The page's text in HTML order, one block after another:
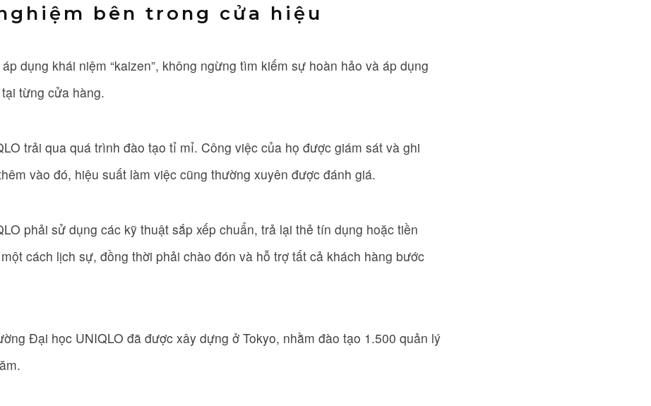
bên trong cửa hiệu
dụng khái niệm “kaizen”, không ngừng tìm kiếm sự hoàn hảo và áp dụng
từng cửa hàng.
trải qua quá trình đào tạo tỉ mỉ. Công việc của họ được giám sát và ghi
vào đó, hiệu suất làm việc cũng thường xuyên được đánh giá.
phải sử dụng các kỹ thuật sắp xếp chuẩn, trả lại thẻ tín dụng hoặc tiền
cách lịch sự, đồng thời phải chào đón và hỗ trợ tất cả khách hàng bước
Đại học UNIQLO đã được xây dựng ở Tokyo, nhằm đào tạo 1.500 quản lý